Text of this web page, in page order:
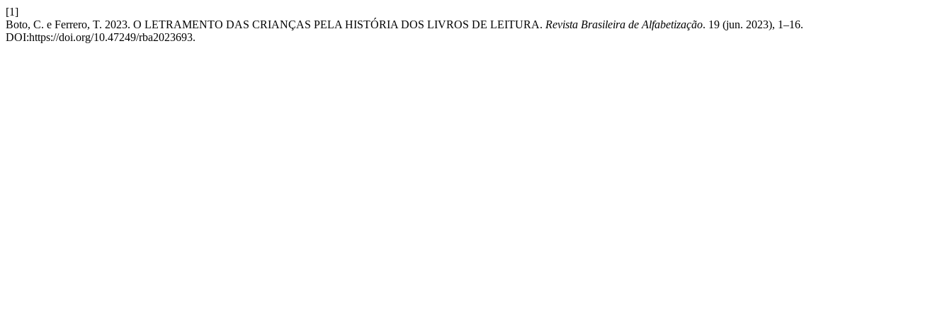
[1]
Boto, C. e Ferrero, T. 2023. O LETRAMENTO DAS CRIANÇAS PELA HISTÓRIA DOS LIVROS DE LEITURA. Revista Brasileira de Alfabetização. 19 (jun. 2023), 1–16.
DOI:https://doi.org/10.47249/rba2023693.